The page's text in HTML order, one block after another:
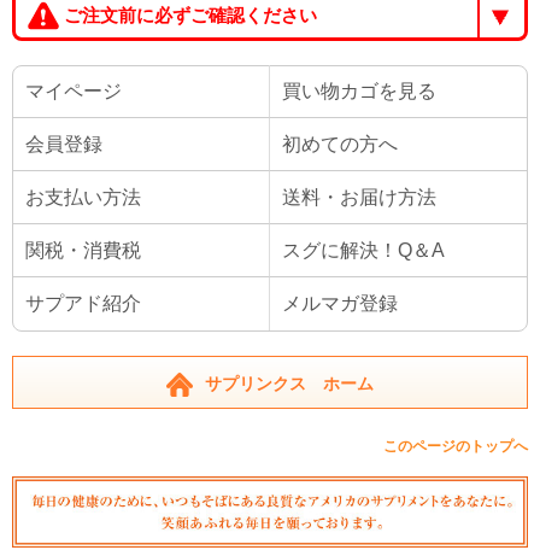
ご注文前に必ずご確認ください
マイページ 買い物カゴを見る
会員登録 初めての方へ
お支払い方法 送料・お届け方法
関税・消費税 スグに解決！Q＆A
サプアド紹介 メルマガ登録
サプリンクス ホーム
このページのトップへ